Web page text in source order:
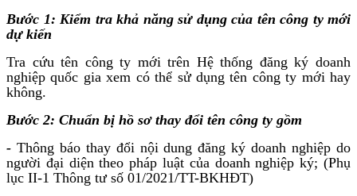
Bước 1: Kiểm tra khả năng sử dụng của tên công ty mới
dự kiến
Tra cứu tên công ty mới trên Hệ thống đăng ký doanh
nghiệp quốc gia xem có thể sử dụng tên công ty mới hay
không.
Bước 2: Chuẩn bị hồ sơ thay đổi tên công ty gồm
- Thông báo thay đổi nội dung đăng ký doanh nghiệp do
người đại diện theo pháp luật của doanh nghiệp ký; (Phụ
lục II-1 Thông tư số 01/2021/TT-BKHĐT)